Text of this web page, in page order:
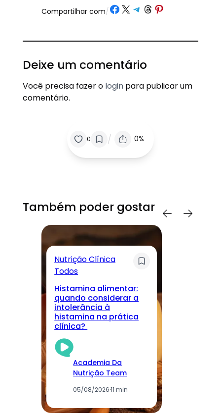
Compartilhar com/ Share on Facebook
Share on X Share on Telegram
Share on Threads
Share on Pinterest
Deixe um comentário
Você precisa fazer o login para publicar um
comentário.
0 / 0%
Também poder gostar
Nutrição Clínica
Todos
Histamina alimentar:
quando considerar a
intolerância à
histamina na prática
clínica?
Academia Da
Nutrição Team
05/08/2026·11 min